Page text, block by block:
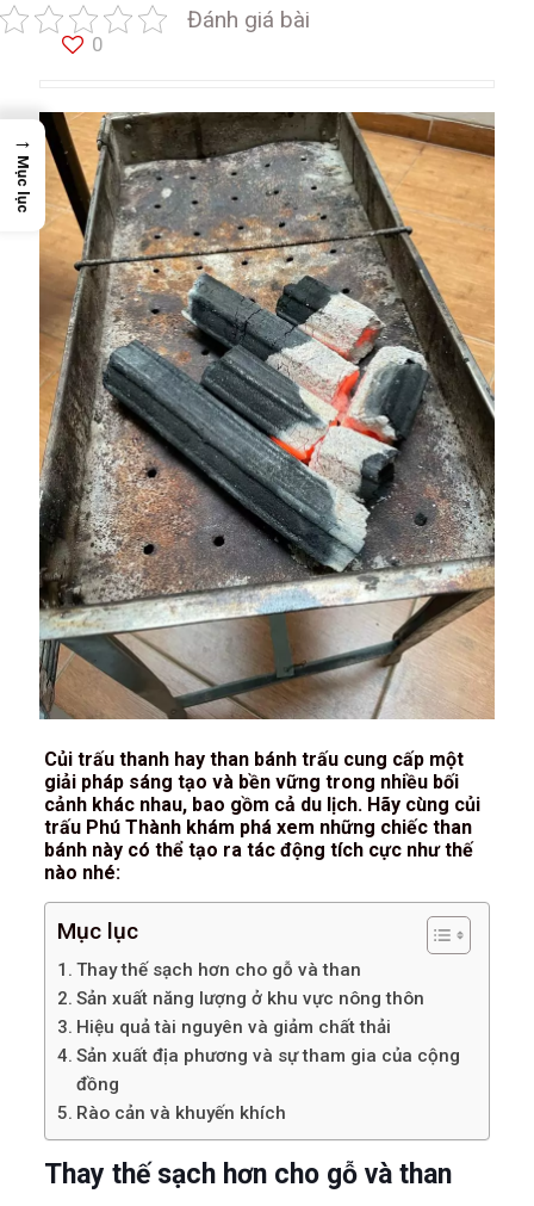
Đánh giá bài
0
Củi trấu thanh hay than bánh trấu cung cấp một
giải pháp sáng tạo và bền vững trong nhiều bối
cảnh khác nhau, bao gồm cả du lịch. Hãy cùng củi
trấu Phú Thành khám phá xem những chiếc than
bánh này có thể tạo ra tác động tích cực như thế
nào nhé:
Mục lục
Thay thế sạch hơn cho gỗ và than
Sản xuất năng lượng ở khu vực nông thôn
Hiệu quả tài nguyên và giảm chất thải
Sản xuất địa phương và sự tham gia của cộng
đồng
Rào cản và khuyến khích
Thay thế sạch hơn cho gỗ và than
→
Mục lục